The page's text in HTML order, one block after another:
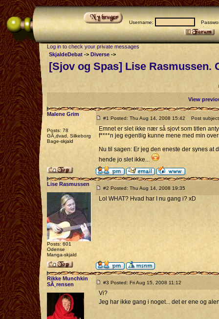
Username:
Log in to check your private messages
SkjaldeDebat -> Diverse ->
[Sjov og Spas] Lise Rasmussen.
View
Malene Grim
Posts: 78
GÃ¸dvad, Silkeborg
Bage-skjald
#1 Posted: Thu Aug 14, 2008 15:42 Post subject:
Emnet er slet ikke nær så sjovt som titlen
f****n jeg egentlig kunne mene med min
Nu til sagen: Er jeg den eneste der synes
hende jo slet ikke...
Lise Rasmussen
Posts: 601
Odense
Manga-skjald
#2 Posted: Thu Aug 14, 2008 19:35
Lol WHAT? Hvad har I nu gang i? xD
Rikke Munchkin
SÃ¸rensen
#3 Posted: Fri Aug 15, 2008 11:12
Vi?
Jeg har ikke gang i noget... det er ene og